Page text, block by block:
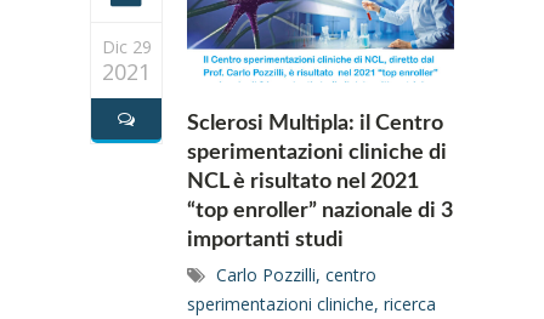
Dic 29
2021
Sclerosi Multipla: il Centro
sperimentazioni cliniche di
NCL è risultato nel 2021
“top enroller” nazionale di 3
importanti studi
Carlo Pozzilli, centro
sperimentazioni cliniche, ricerca